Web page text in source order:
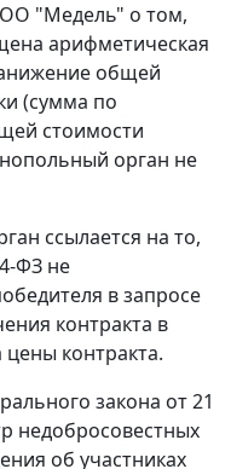
"Медель" о том,
арифметическая
общей
(сумма по
стоимости
орган не
ссылается на то,
ФЗ не
в запросе
контракта в
контракта.
закона от 21
недобросовестных
об участниках